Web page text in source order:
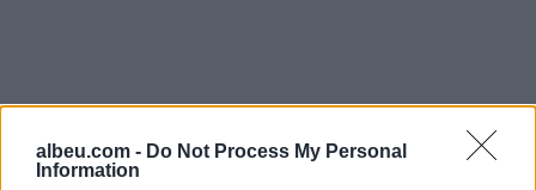
albeu.com - Do Not Process My Personal
Information